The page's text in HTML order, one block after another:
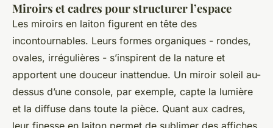
Miroirs et cadres pour structurer l’espace
Les miroirs en laiton figurent en tête des
incontournables. Leurs formes organiques - rondes,
ovales, irrégulières - s’inspirent de la nature et
apportent une douceur inattendue. Un miroir soleil au-
dessus d’une console, par exemple, capte la lumière
et la diffuse dans toute la pièce. Quant aux cadres,